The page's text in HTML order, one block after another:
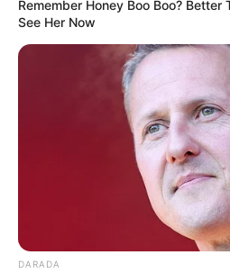
Auswahl von
Verkaufsausstellung:
lichtverwöhnt |
geöffnet Mi-Fr 11-18 + Sa
Nordstr. 5 | bis 5.
A. Balden-Wolff | L. Beck |
Remember Honey Boo Boo? Better
See Her Now
DARADA